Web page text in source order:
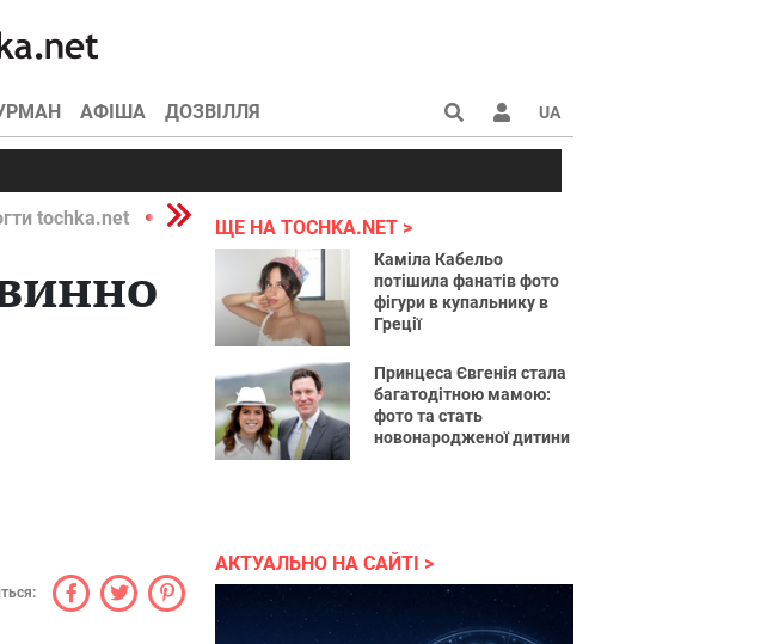
АФІША ДОЗВІЛЛЯ UA
tochka.net Війна в Україні 2022
ЩЕ НА TOCHKA.NET
Каміла Кабельо
потішила фанатів фото
фігури в купальнику в
Греції
Принцеса Євгенія стала
багатодітною мамою:
фото та стать
новонародженої дитини
АКТУАЛЬНО НА САЙТІ